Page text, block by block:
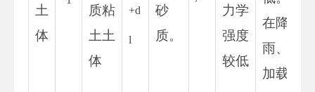
土
体
质粘
土土
体
+d
l
砂
质。
力学
强度
较低
在降
雨、
加载